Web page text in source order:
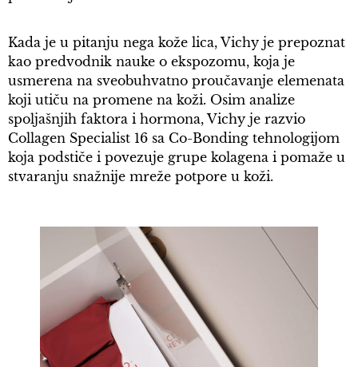
Kada je u pitanju nega kože lica, Vichy je prepoznat
kao predvodnik nauke o ekspozomu, koja je
usmerena na sveobuhvatno proučavanje elemenata
koji utiču na promene na koži. Osim analize
spoljašnjih faktora i hormona, Vichy je razvio
Collagen Specialist 16 sa Co-Bonding tehnologijom
koja podstiče i povezuje grupe kolagena i pomaže u
stvaranju snažnije mreže potpore u koži.